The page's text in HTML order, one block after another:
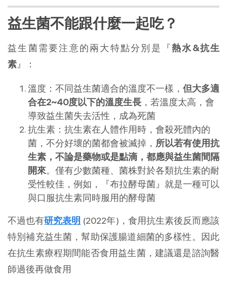
益生菌不能跟什麼一起吃？
益生菌需要注意的兩大特點分別是『熱水&抗生
素』：
溫度：不同益生菌適合的溫度不一樣， 但大多適
合在2~40度以下的溫度生長 ，若溫度太高，會
導致益生菌失去活性，成為死菌
抗生素：抗生素在人體作用時，會殺死體內的
菌，不分好壞的菌都會被滅掉， 所以若有使用抗
生素，不論是藥物或是點滴，都應與益生菌間隔
開來。僅有少數菌種、菌株對於各類抗生素的耐
受性較佳，例如，『布拉酵母菌』就是一種可以
與口服抗生素同時服用的酵母菌
不過也有研究表明 (2022年)，食用抗生素後反而應該
特別補充益生菌，幫助保護腸道細菌的多樣性。因此
在抗生素療程期間能否食用益生菌，建議還是諮詢醫
師過後再做食用